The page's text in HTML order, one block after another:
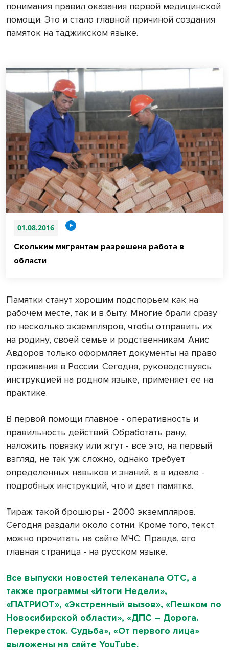
понимания правил оказания первой медицинской
помощи. Это и стало главной причиной создания
памяток на таджикском языке.
01.08.2016
Скольким мигрантам разрешена работа в
области
Памятки станут хорошим подспорьем как на
рабочем месте, так и в быту. Многие брали сразу
по несколько экземпляров, чтобы отправить их
на родину, своей семье и родственникам. Анис
Авдоров только оформляет документы на право
проживания в России. Сегодня, руководствуясь
инструкцией на родном языке, применяет ее на
практике.
В первой помощи главное - оперативность и
правильность действий. Обработать рану,
наложить повязку или жгут - все это, на первый
взгляд, не так уж сложно, однако требует
определенных навыков и знаний, а в идеале -
подробных инструкций, что и дает памятка.
Тираж такой брошюры - 2000 экземпляров.
Сегодня раздали около сотни. Кроме того, текст
можно прочитать на сайте МЧС. Правда, его
главная страница - на русском языке.
Все выпуски новостей телеканала ОТС, а
также программы «Итоги Недели»,
«ПАТРИОТ», «Экстренный вызов», «Пешком по
Новосибирской области», «ДПС – Дорога.
Перекресток. Судьба», «От первого лица»
выложены на сайте YouTube.